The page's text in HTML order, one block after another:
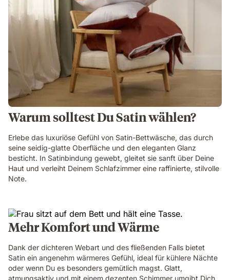
Warum solltest Du Satin wählen?
Erlebe das luxuriöse Gefühl von Satin-Bettwäsche, das durch
seine seidig-glatte Oberfläche und den eleganten Glanz
besticht. In Satinbindung gewebt, gleitet sie sanft über Deine
Haut und verleiht Deinem Schlafzimmer eine raffinierte, stilvolle
Note.
Mehr Komfort und Wärme
Dank der dichteren Webart und des fließenden Falls bietet
Satin ein angenehm wärmeres Gefühl, ideal für kühlere Nächte
oder wenn Du es besonders gemütlich magst. Glatt,